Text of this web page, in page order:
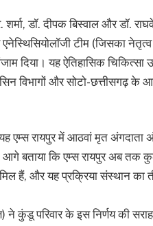
डॉ. दीपक बिस्वाल और डॉ.
टीम (जिसका नेतृत्व
दिया। यह ऐतिहासिक चिकित्सा
विभागों और सोटो-छत्तीसगढ़ के
एम्स रायपुर में आठवां मृत अंगदाता
आगे बताया कि एम्स रायपुर अब तक
हैं, और यह प्रक्रिया संस्थान का
कुंडू परिवार के इस निर्णय की